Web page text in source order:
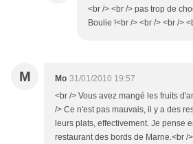
<br /> <br /> pas trop de
Boulie !<br /> <br /> <br />
M Mo 31/01/2010 19:57
<br /> Vous avez mangé les fruits
/> Ce n'est pas mauvais, il y a des
leurs plats, effectivement. Je pense
restaurant des bords de Marne.<br /